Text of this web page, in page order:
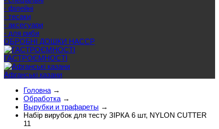
- філейні
- тесаки
- аксесуари
- для риби
ОБРОБНІ ДОШКИ HACCP
ГАСТРОЄМНОСТІ
Афганські казани
Головна →
Обработка →
Вырубки и трафареты →
Набір вирубок для тесту ЗІРКА 6 шт, NYLON CUTTER
11